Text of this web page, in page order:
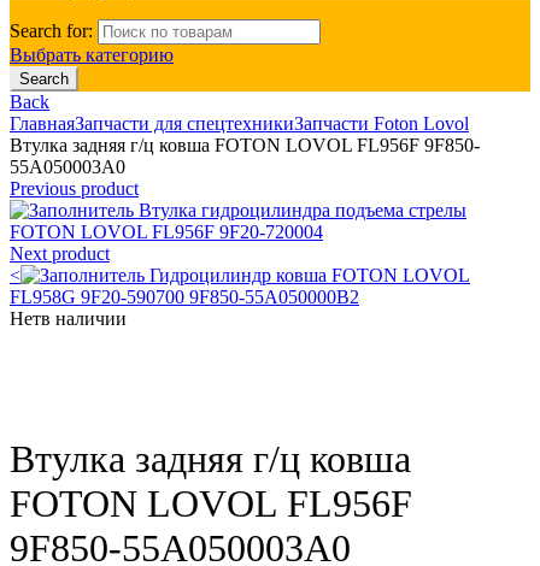
Search for:
Выбрать категорию
Search
Back
ГлавнаяЗапчасти для спецтехникиЗапчасти Foton Lovol
Втулка задняя г/ц ковша FOTON LOVOL FL956F 9F850-
55A050003A0
Previous product
Втулка гидроцилиндра подъема стрелы
FOTON LOVOL FL956F 9F20-720004
Next product
<
Гидроцилиндр ковша FOTON LOVOL
FL958G 9F20-590700 9F850-55A050000B2
Нетв наличии
Втулка задняя г/ц ковша
FOTON LOVOL FL956F
9F850-55A050003A0